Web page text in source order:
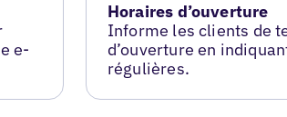
e-
Horaires d’ouverture
Informe les clients de
d’ouverture en
régulières.